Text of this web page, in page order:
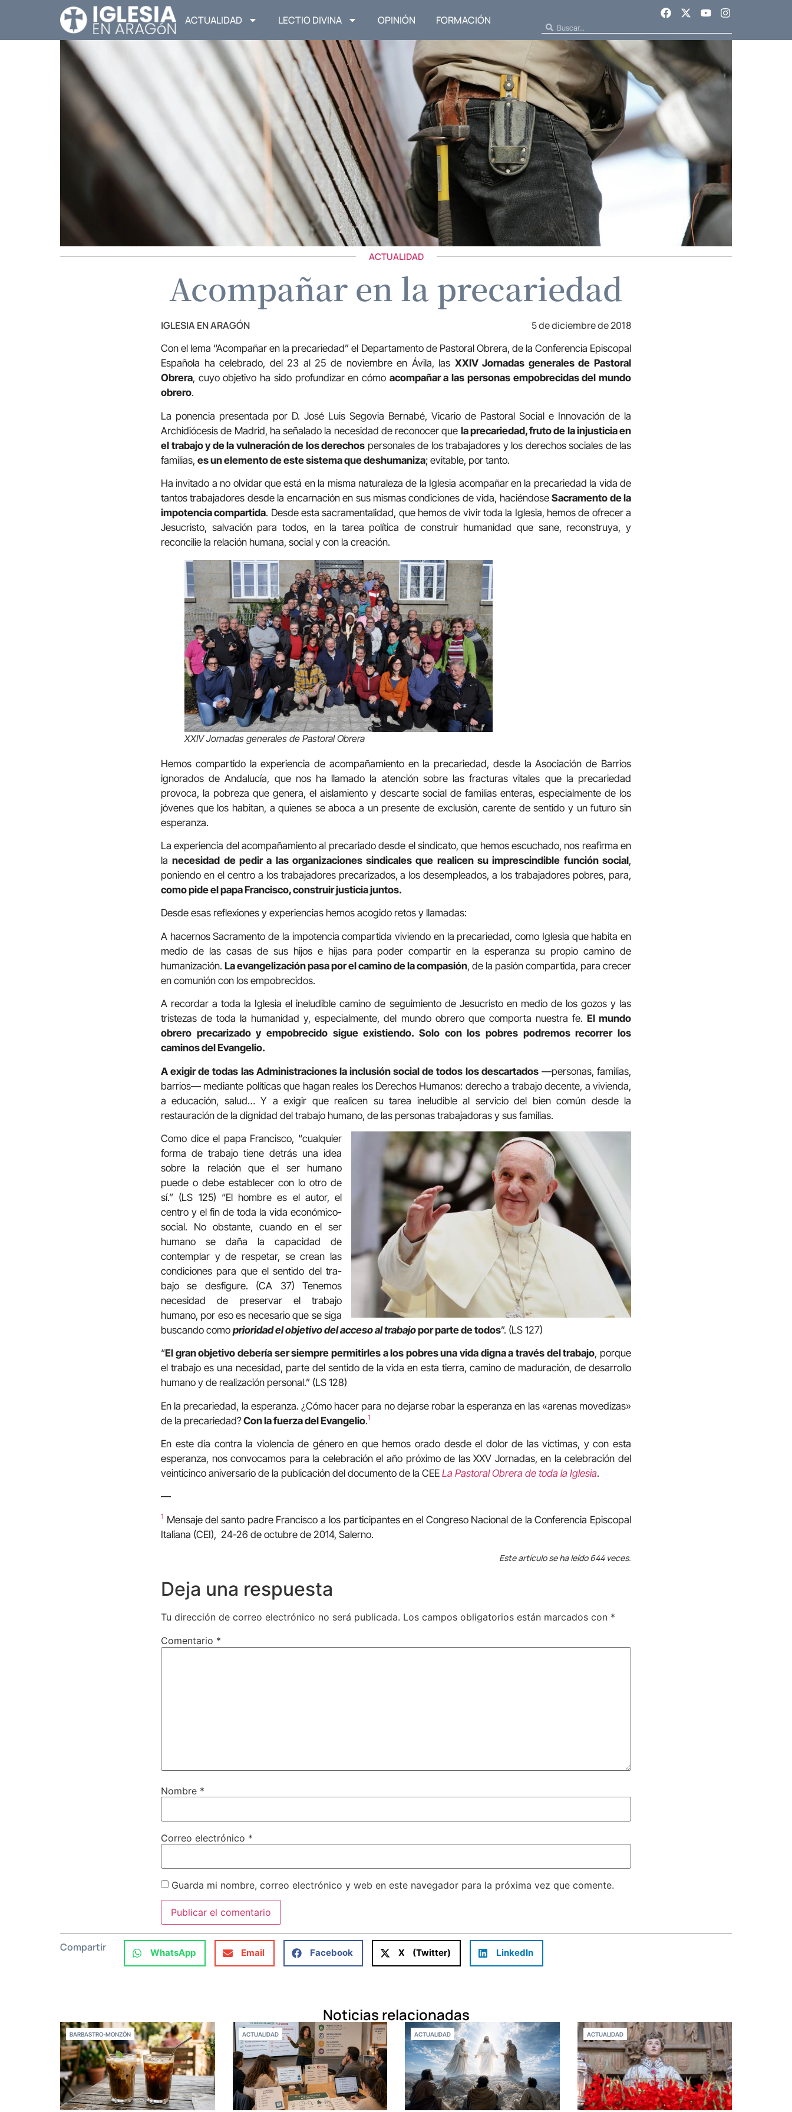
ACTUALIDAD LECTIO DIVINA OPINIÓN FORMACIÓN
ACTUALIDAD
Acompañar en la precariedad
IGLESIA EN ARAGÓN 5 de diciembre de 2018
Con el lema “Acompañar en la precariedad” el Departamento de Pastoral Obrera, de la Conferencia Episcopal
Española ha celebrado, del 23 al 25 de noviembre en Ávila, las XXIV Jornadas generales de Pastoral
Obrera, cuyo objetivo ha sido profundizar en cómo acompañar a las personas empobrecidas del mundo
obrero.
La ponencia presentada por D. José Luis Segovia Bernabé, Vicario de Pastoral Social e Innovación de la
Archidiócesis de Madrid, ha señalado la necesidad de reconocer que la precariedad, fruto de la injusticia en
el trabajo y de la vulneración de los derechos personales de los trabajadores y los derechos sociales de las
familias, es un elemento de este sistema que deshumaniza; evitable, por tanto.
Ha invitado a no olvidar que está en la misma naturaleza de la Iglesia acompañar en la precariedad la vida de
tantos trabajadores desde la encarnación en sus mismas condiciones de vida, haciéndoseSacramento de la
impotencia compartida. Desde esta sacramentalidad, que hemos de vivir toda la Iglesia, hemos de ofrecer a
Jesucristo, salvación para todos, en la tarea política de construir humanidad que sane, reconstruya, y
reconcilie la relación humana, social y con la creación.
XXIV Jornadas generales de Pastoral Obrera
Hemos compartido la experiencia de acompañamiento en la precariedad, desde la Asociación de Barrios
ignorados de Andalucía, que nos ha llamado la atención sobre las fracturas vitales que la precariedad
provoca, la pobreza que genera, el aislamiento y descarte social de familias enteras, especialmente de los
jóvenes que los habitan, a quienes se aboca a un presente de exclusión, carente de sentido y un futuro sin
esperanza.
La experiencia del acompañamiento al precariado desde el sindicato, que hemos escuchado, nos reafirma en
lanecesidad de pedir a las organizaciones sindicales que realicen su imprescindible función social,
poniendo en el centro a los trabajadores precarizados, a los desempleados, a los trabajadores pobres, para,
como pide el papa Francisco, construir justicia juntos.
Desde esas reflexiones y experiencias hemos acogido retos y llamadas:
A hacernos Sacramento de la impotencia compartida viviendo en la precariedad, como Iglesia que habita en
medio de las casas de sus hijos e hijas para poder compartir en la esperanza su propio camino de
humanización. La evangelización pasa por el camino de la compasión, de la pasión compartida, para crecer
en comunión con los empobrecidos.
A recordar a toda la Iglesia el ineludible camino de seguimiento de Jesucristo en medio de los gozos y las
tristezas de toda la humanidad y, especialmente, del mundo obrero que comporta nuestra fe. El mundo
obrero precarizado y empobrecido sigue existiendo. Solo con los pobres podremos recorrer los
caminos del Evangelio.
A exigir de todas las Administraciones la inclusión social de todos los descartados—personas, familias,
barrios— mediante políticas que hagan reales los Derechos Humanos: derecho a trabajo decente, a vivienda,
a educación, salud… Y a exigir que realicen su tarea ineludible al servicio del bien común desde la
restauración de la dignidad del trabajo humano, de las personas trabajadoras y sus familias.
Como dice el papa Francisco, “cualquier
forma de trabajo tiene detrás una idea
sobre la relación que el ser humano
puede o debe establecer con lo otro de
sí.” (LS 125) “El hombre es el autor, el
centro y el fin de toda la vida económico-
so­cial. No obstante, cuando en el ser
humano se daña la capacidad de
contemplar y de respetar, se crean las
condiciones para que el sentido del tra­
bajo se desfigure. (CA 37) Tenemos
necesidad de preservar el trabajo
humano, por eso es necesa­rio que se siga
buscando como prioridad el objetivo del acceso al trabajopor parte de todos”. (LS 127)
“El gran objetivo debería ser siempre permitirles a los pobres una vida digna a través del trabajo, porque
el trabajo es una necesidad, parte del sentido de la vida en esta tierra, camino de ma­duración, de desarrollo
humano y de realización personal.” (LS 128)
En la precariedad, la esperanza. ¿Cómo hacer para no dejarse robar la esperanza en las «arenas movedizas»
de la precariedad?Con la fuerza del Evangelio.1
En este día contra la violencia de género en que hemos orado desde el dolor de las víctimas, y con esta
esperanza, nos convocamos para la celebración el año próximo de las XXV Jornadas, en la celebración del
veinticinco aniversario de la publicación del documento de la CEE La Pastoral Obrera de toda la Iglesia.
—
1 Mensaje del santo padre Francisco a los participantes en el Congreso Nacional de la Conferencia Episcopal
Italiana (CEI), 24-26 de octubre de 2014, Salerno.
Este artículo se ha leído 644 veces.
Deja una respuesta
Tu dirección de correo electrónico no será publicada. Los campos obligatorios están marcados con *
Comentario *
Nombre *
Correo electrónico *
Guarda mi nombre, correo electrónico y web en este navegador para la próxima vez que comente.
Compartir WhatsApp Email Facebook X (Twitter) LinkedIn
Noticias relacionadas
BARBASTRO-MONZÓN ACTUALIDAD ACTUALIDAD ACTUALIDAD